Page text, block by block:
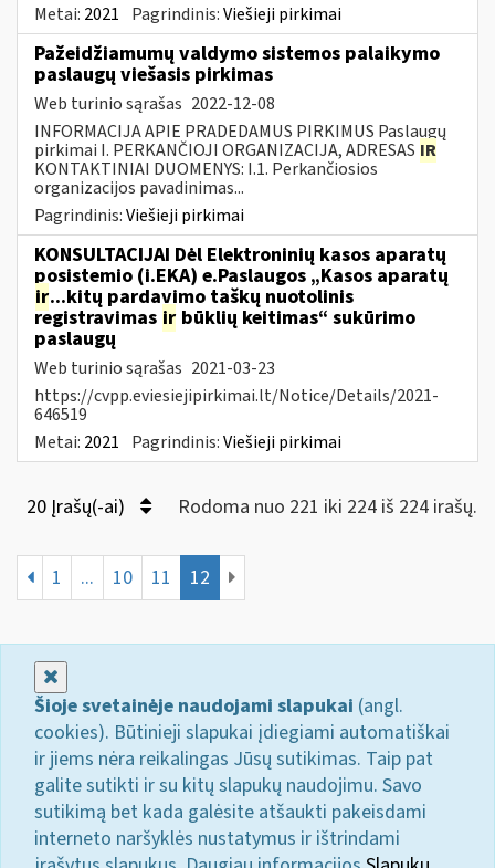
Metai: 2021 Pagrindinis:Viešieji pirkimai
Pažeidžiamumų valdymo sistemos palaikymo
paslaugų viešasis pirkimas
Web turinio sąrašas 2022-12-08
INFORMACIJA APIE PRADEDAMUS PIRKIMUS Paslaugų
pirkimai I. PERKANČIOJI ORGANIZACIJA, ADRESAS IR
KONTAKTINIAI DUOMENYS: I.1. Perkančiosios
organizacijos pavadinimas...
Pagrindinis:Viešieji pirkimai
KONSULTACIJAI Dėl Elektroninių kasos aparatų
posistemio (i.EKA) e.Paslaugos „Kasos aparatų
ir...kitų pardavimo taškų nuotolinis
registravimas ir būklių keitimas“ sukūrimo
paslaugų
Web turinio sąrašas 2021-03-23
https://cvpp.eviesiejipirkimai.lt/Notice/Details/2021-
646519
Metai: 2021 Pagrindinis:Viešieji pirkimai
20 Įrašų(-ai) Rodoma nuo 221 iki 224 iš 224 irašų.
1 ... 10 11 12
Šioje svetainėje naudojami slapukai (angl.
cookies). Būtinieji slapukai įdiegiami automatiškai
ir jiems nėra reikalingas Jūsų sutikimas. Taip pat
galite sutikti ir su kitų slapukų naudojimu. Savo
sutikimą bet kada galėsite atšaukti pakeisdami
interneto naršyklės nustatymus ir ištrindami